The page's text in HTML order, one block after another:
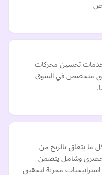
تحسين محركات
فريق متخصص في السوق
ما يتعلق بالربح من
حصري وشامل يتضمن
استراتيجيات مجربة لتحقيق